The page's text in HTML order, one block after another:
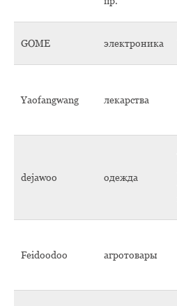
GOME электроника
Yaofangwang лекарства
dejawoo одежда
Feidoodoo агротовары